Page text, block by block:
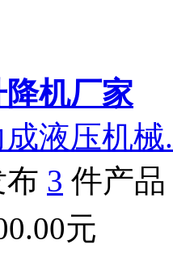
机厂家
液压机械
3 件产品
元